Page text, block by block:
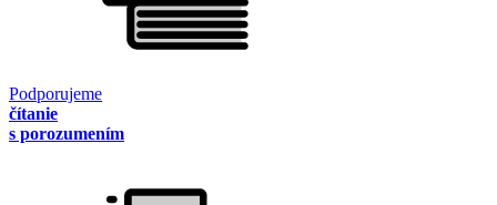
Podporujeme
čítanie
s porozumením